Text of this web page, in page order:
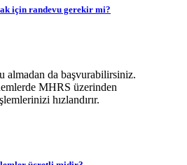
için randevu gerekir mi?
almadan da başvurabilirsiniz.
MHRS üzerinden
hızlandırır.